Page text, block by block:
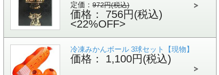
定価：972円(税込)
価格： 756円(税込)
<22%OFF>
冷凍みかんボール 3球セット【現物】
価格： 1,100円(税込)